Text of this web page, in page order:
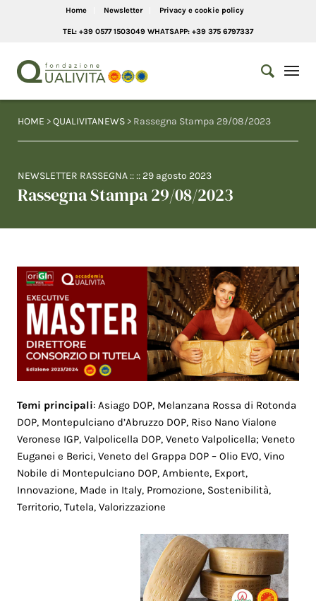
Home Newsletter Privacy e cookie policy
TEL: +39 0577 1503049 WHATSAPP: +39 375 6797337
HOME >QUALIVITANEWS > Rassegna Stampa 29/08/2023
NEWSLETTER RASSEGNA :: :: 29 agosto 2023
Rassegna Stampa 29/08/2023
Temi principali: Asiago DOP, Melanzana Rossa di Rotonda
DOP, Montepulciano d’Abruzzo DOP, Riso Nano Vialone
Veronese IGP,Valpolicella DOP,Veneto Valpolicella; Veneto
Euganei e Berici, Veneto del Grappa DOP – Olio EVO,Vino
Nobile di Montepulciano DOP, Ambiente, Export,
Innovazione, Made in Italy, Promozione, Sostenibilità,
Territorio, Tutela, Valorizzazione